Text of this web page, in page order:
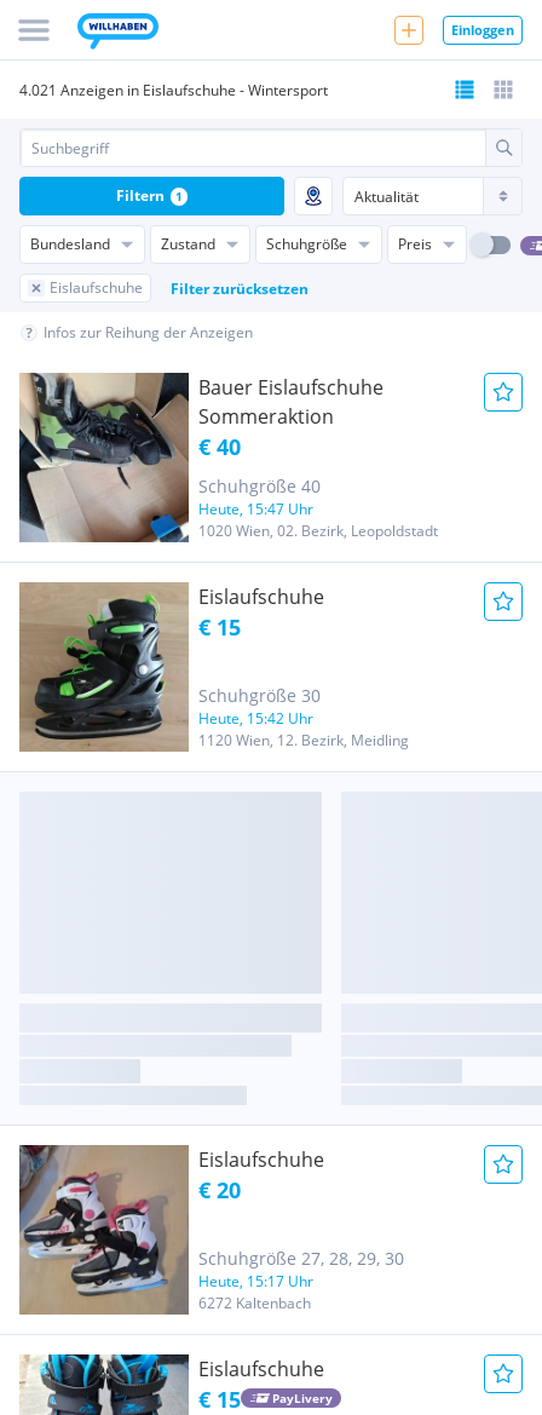
Einloggen
4.021 Anzeigen in Eislaufschuhe - Wintersport
Bundesland Zustand Schuhgröße Preis
Eislaufschuhe Filter zurücksetzen
Filtern 1
Infos zur Reihung der Anzeigen
Bauer Eislaufschuhe
Sommeraktion
€ 40
Schuhgröße 40
Heute, 15:47 Uhr
1020 Wien, 02. Bezirk, Leopoldstadt
Eislaufschuhe
€ 15
Schuhgröße 30
Heute, 15:42 Uhr
1120 Wien, 12. Bezirk, Meidling
Eislaufschuhe
€ 20
Schuhgröße 27, 28, 29, 30
Heute, 15:17 Uhr
6272 Kaltenbach
Eislaufschuhe
€ 15 PayLivery